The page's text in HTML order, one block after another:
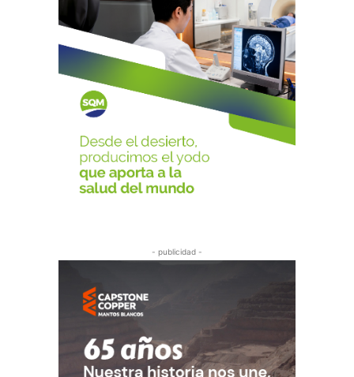
- publicidad -